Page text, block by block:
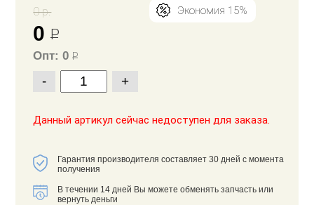
0 р. Экономия 15%
0Р
Опт: 0Р
- +
Данный артикул сейчас недоступен для заказа.
Гарантия производителя составляет 30 дней с момента
получения
В течении 14 дней Вы можете обменять запчасть или
вернуть деньги